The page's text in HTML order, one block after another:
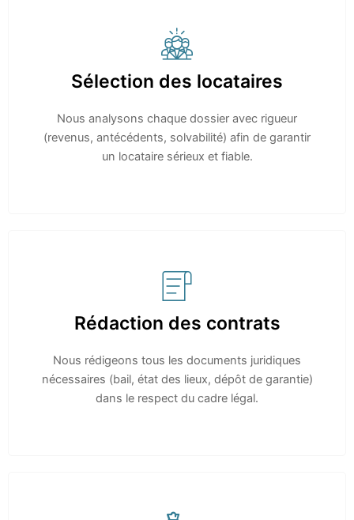
Sélection des locataires
Nous analysons chaque dossier avec rigueur
(revenus, antécédents, solvabilité) afin de garantir
un locataire sérieux et fiable.
Rédaction des contrats
Nous rédigeons tous les documents juridiques
nécessaires (bail, état des lieux, dépôt de garantie)
dans le respect du cadre légal.